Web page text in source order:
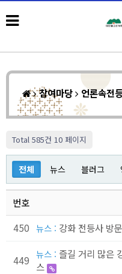
참여마당 언론속전
Total 585건 10 페이지
전체 뉴스 블러그
번호
450 뉴스 : 강화 전등사 방
449 뉴스 : 즐길 거리 많은
스